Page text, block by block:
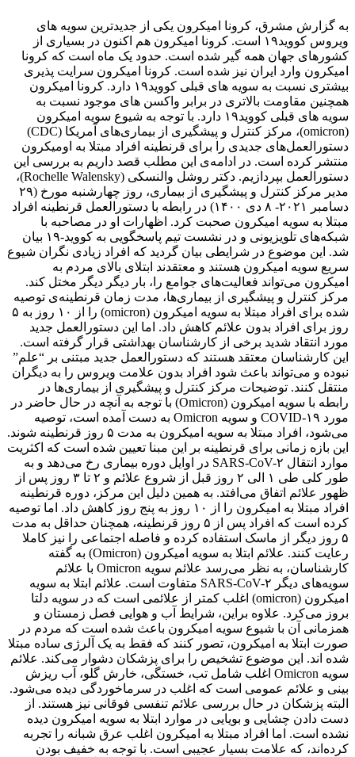
به گزارش مشرق، کرونا امیکرون یکی از جدیدترین سویه های
ویروس کووید۱۹ است. کرونا امیکرون هم اکنون در بسیاری از
کشورهای جهان همه گیر شده است. حدود یک ماه است که کرونا
امیکرون وارد ایران نیز شده است. کرونا امیکرون سرایت پذیری
بیشتری نسبت به سویه های قبلی کووید۱۹ دارد. کرونا امیکرون
همچنین مقاومت بالاتری در برابر واکسن های موجود نسبت به
سویه های قبلی کووید۱۹ دارد. با توجه به شیوع سویه امیکرون
(omicron)، مرکز کنترل و پیشگیری از بیماری‌های آمریکا (CDC)
دستورالعمل‌های جدیدی را برای قرنطینه افراد مبتلا به اومیکرون
منتشر کرده است. در ادامه‌ی این مطلب قصد داریم به بررسی این
دستورالعمل‌ بپردازیم. دکتر روشل والنسکی (Rochelle Walensky)،
مدیر مرکز کنترل و پیشگیری از بیماری، روز چهارشنبه مورخ (۲۹
دسامبر ۲۰۲۱- ۸ دی ۱۴۰۰) در رابطه با دستورالعمل قرنطینه افراد
مبتلا به سویه امیکرون صحبت کرد. اظهارات او در مصاحبه با
شبکه‌های تلویزیونی و در نشست تیم پاسخگویی به کووید-۱۹ بیان
شد. این موضوع در شرایطی بیان گردید که افراد زیادی نگران شیوع
سریع سویه امیکرون هستند و معتقدند ابتلای بالای مردم به
امیکرون می‌تواند فعالیت‌های جوامع را، بار دیگر دیگر مختل کند.
مرکز کنترل و پیشگیری از بیماری‌ها، مدت زمان قرنطینه‌ی توصیه
شده برای افراد مبتلا به سویه امیکرون (omicron) را از ۱۰ روز به ۵
روز برای افراد بدون علائم کاهش داد. اما این دستورالعمل جدید
مورد انتقاد شدید برخی از کارشناسان بهداشتی قرار گرفته است.
این کارشناسان معتقد هستند که دستورالعمل جدید مبتنی بر “علم”
نبوده و می‌تواند باعث شود افراد بدون علامت ویروس را به دیگران
منتقل کنند. توضیحات مرکز کنترل و پیشگیری از بیماری‌ها در
رابطه با سویه امیکرون (Omicron) با توجه به آنچه در حال حاضر در
مورد COVID-۱۹ و سویه Omicron به دست آمده است، توصیه
می‌شود، افراد مبتلا به سویه امیکرون به مدت ۵ روز قرنطینه شوند.
این بازه زمانی برای قرنطینه بر این مبنا تعیین شده است که اکثریت
موارد انتقال SARS-CoV-۲ در اوایل دوره بیماری رخ می‌دهد و به
طور کلی طی ۱ الی ۲ روز قبل از شروع علائم و ۲ تا ۳ روز پس از
ظهور علائم اتفاق می‌افتد. به همین دلیل این مرکز، دوره قرنطینه
افراد مبتلا به امیکرون را از ۱۰ روز به پنج روز کاهش داد. اما توصیه
کرده است که افراد پس از ۵ روز قرنطینه، همچنان حداقل به مدت
۵ روز دیگر از ماسک استفاده کرده و فاصله اجتماعی را نیز کاملا
رعایت کنند. علائم ابتلا به سویه امیکرون (Omicron) به گفته
کارشناسان، به نظر می‌رسد علائم سویه Omicron با علائم
سویه‌های دیگر SARS-CoV-۲ متفاوت است. علائم ابتلا به سویه
امیکرون (omicron) اغلب کمتر از علائمی است که در سویه دلتا
بروز می‌کرد. علاوه براین، شرایط آب و هوایی فصل زمستان و
همزمانی آن با شیوع سویه امیکرون باعث شده است که مردم در
صورت ابتلا به امیکرون، تصور کنند که فقط به یک آلرژی ساده مبتلا
شده ‌اند. این موضوع تشخیص را برای پزشکان دشوار می‌کند. علائم
سویه Omicron اغلب شامل تب، خستگی، خارش گلو، آب ریزش
بینی و علائم عمومی است که اغلب در سرماخوردگی دیده می‌شود.
البته پزشکان در حال بررسی علائم تنفسی فوقانی نیز هستند. از
دست دادن چشایی و بویایی در موارد ابتلا به سویه امیکرون دیده
نشده است. اما افراد مبتلا به امیکرون اغلب عرق شبانه را تجربه
کرده‌اند، که علامت بسیار عجیبی است. با توجه به خفیف بودن